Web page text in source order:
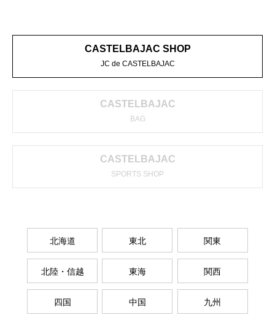
CASTELBAJAC SHOP
JC de CASTELBAJAC
CASTELBAJAC
BAG
CASTELBAJAC
SPORTS SHOP
北海道 東北 関東
北陸・信越 東海 関西
四国 中国 九州